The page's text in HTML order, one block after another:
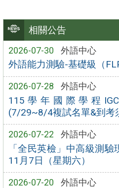
相關公告
2026-07-30 外語中心
外語能力測驗-基礎級（
2026-07-28 外語中心
115學年國際學程
(7/29~8/4複試名單&到考
2026-07-22 外語中心
「全民英檢」中高級測驗
11月7日（星期六）
2026-07-20 外語中心